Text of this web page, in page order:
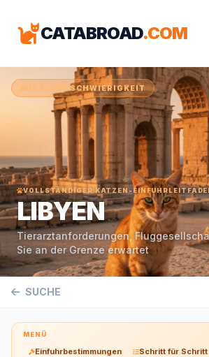
CATABROAD.COM
MITTLERE SCHWIERIGKEIT
VOLLSTÄNDIGER KATZEN-
LIBYEN
Tierarztanforderungen,
Sie an der Grenze erwartet
SUCHE
MENÜ
Einfuhrbestimmungen Schritt für Schritt